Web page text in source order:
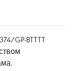
GP-BTTTT